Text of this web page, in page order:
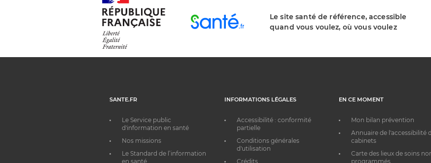
Le site santé de référence, accessible
quand vous voulez, où vous voulez
SANTE.FR
Le Service public
d'information en santé
Nos missions
Le Standard de l’information
en santé
INFORMATIONS LÉGALES
Accessibilité : conformité
partielle
Conditions générales
d'utilisation
Crédits
EN CE MOMENT
Mon bilan prévention
Annuaire de l'accessibilité
cabinets
Carte des lieux de soins
programmés